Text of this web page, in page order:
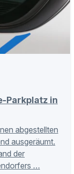
Parkplatz in
abgestellten
ausgeräumt.
der
…